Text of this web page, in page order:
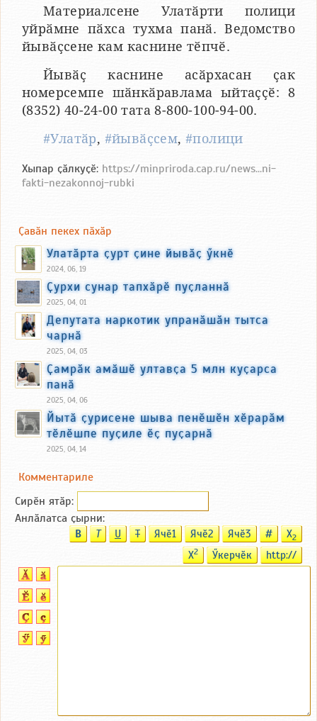
Материалсене Улатӑрти полици
уйрӑмне пӑхса тухма панӑ. Ведомство
йывӑҫсене кам каснине тӗпчӗ.
Йывӑҫ каснине асӑрхасан ҫак
номерсемпе шӑнкӑравлама ыйтаҫҫӗ: 8
(8352) 40-24-00 тата 8-800-100-94-00.
#Улатӑр, #йывӑҫсем,#полици
Хыпар ҫӑлкуҫӗ: https://minpriroda.cap.ru/news...ni-
fakti-nezakonnoj-rubki
Ҫавӑн пекех пӑхӑр
Улатӑрта ҫурт ҫине йывӑҫ ӳкнӗ
2024, 06, 19
Ҫурхи сунар тапхӑрӗ пуҫланнӑ
2025, 04, 01
Депутата наркотик упранӑшӑн тытса
чарнӑ
2025, 04, 03
Ҫамрӑк амӑшӗ ултавҫа 5 млн куҫарса
панӑ
2025, 04, 06
Йытӑ ҫурисене шыва пенӗшӗн хӗрарӑм
тӗлӗшпе пуҫиле ӗҫ пуҫарнӑ
2025, 04, 14
Комментариле
Сирӗн ятӑp:
Анлӑлатса ҫырни:
B T U T Ячӗ1 Ячӗ2 Ячӗ3 # X2
X2 Ӳкерчӗк http://